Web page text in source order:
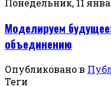
Понедельник, 11
Моделируем
объединению
Опубликовано в
Теги